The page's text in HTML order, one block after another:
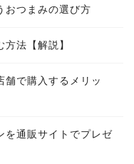
おつまみの選び方
法【解説】
舗で購入するメリッ
を通販サイトでプレゼ